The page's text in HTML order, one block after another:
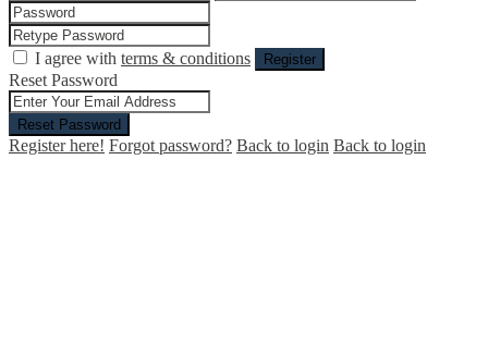
I agree with terms & conditions Register
Reset Password
Reset Password
Register here! Forgot password? Back to login Back to login